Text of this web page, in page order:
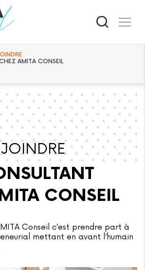
AMITA CONSEIL
CONSEIL
Conseil c’est prendre part à
mettant en avant l’humain